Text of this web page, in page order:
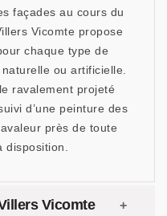
façades au cours du
Vicomte propose
chaque type de
ou artificielle.
ravalement projeté
d’une peinture des
près de toute
Vicomte